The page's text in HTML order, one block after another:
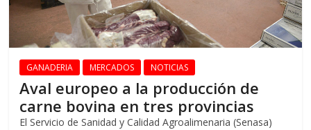
GANADERIA MERCADOS NOTICIAS
Aval europeo a la producción de
carne bovina en tres provincias
El Servicio de Sanidad y Calidad Agroalimenaria (Senasa)